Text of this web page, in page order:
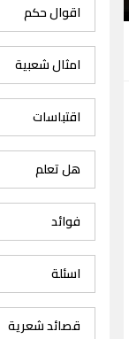
اقوال حكم
امثال شعبية
اقتباسات
هل تعلم
فوائد
اسئلة
قصائد شعرية